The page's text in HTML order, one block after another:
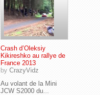
Crash d’Oleksiy
Kikireshko au rallye de
France 2013
by CrazyVidz
Au volant de la Mini
JCW S2000 du...